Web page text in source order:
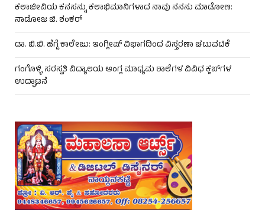
ಕಲಾಜೀವಿಯ ಕನಸನ್ನು ಕಲಾಭಿಮಾನಿಗಳಾದ ನಾವು ನನಸು ಮಾಡೋಣ:
ನಾಡೋಜ ಜಿ. ಶಂಕರ್
ಡಾ. ಬಿ.ಬಿ. ಹೆಗ್ಡೆ ಕಾಲೇಜು: ಇಂಗ್ಲೀಷ್ ವಿಭಾಗದಿಂದ ವಿಸ್ತರಣಾ ಚಟುವಟಿಕೆ
ಗಂಗೊಳ್ಳಿ ಸರಸ್ವತಿ ವಿದ್ಯಾಲಯ ಆಂಗ್ಲ ಮಾಧ್ಯಮ ಶಾಲೆಗಳ ವಿವಿಧ ಕ್ಲಬ್‌ಗಳ
ಉದ್ಘಾಟನೆ